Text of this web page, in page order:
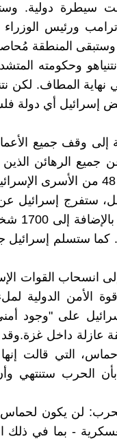
سيطرة دولية.
ورئيس الوزراء
المنطقة
نتنياهو وحكومته
المطاف. لكن
إسرائيل أي دولة
إلى وقف جميع
عن جميع الرهائن
كانوا أم أمواتًا. ولا يزال لدى حماس
أحكاماً
انسحاب القوات
الأمن الدولية
إسرائيل على "وجود
عازلة داخل
التي قالت
بأن الحرب ستنتهي
لن يكون
- بما في ذلك